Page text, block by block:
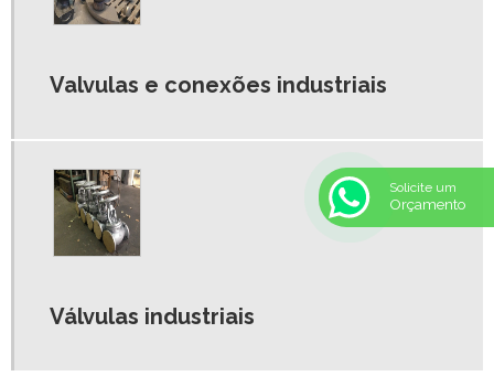
Valvulas e conexões industriais
Válvulas industriais
Solicite um
Orçamento